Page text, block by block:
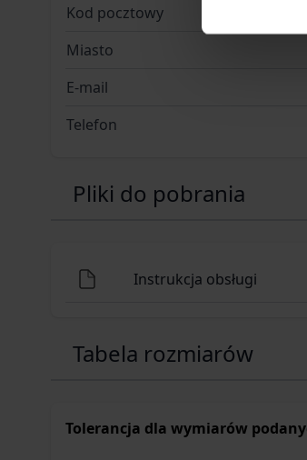
Kod pocztowy
Miasto
E-mail
Telefon
Pliki do pobrania
Instrukcja obsługi
Tabela rozmiarów
Tolerancja dla wymiarów